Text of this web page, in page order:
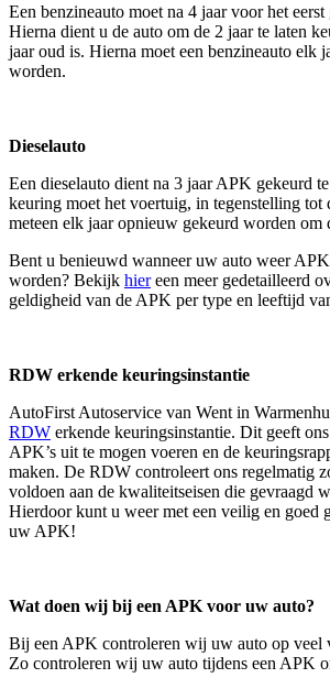
Een benzineauto moet na 4 jaar voor het
Hierna dient u de auto om de 2 jaar te laten
jaar oud is. Hierna moet een benzineauto elk
worden.
Dieselauto
Een dieselauto dient na 3 jaar APK gekeurd
keuring moet het voertuig, in tegenstelling tot
meteen elk jaar opnieuw gekeurd worden om
Bent u benieuwd wanneer uw auto weer
worden? Bekijk hiereen meer gedetailleerd
geldigheid van de APK per type en leeftijd
RDW erkende keuringsinstantie
AutoFirst Autoservice van Went in
RDW erkende keuringsinstantie. Dit geeft
APK’s uit te mogen voeren en de
maken. De RDW controleert ons regelmatig
voldoen aan de kwaliteitseisen die gevraagd
Hierdoor kunt u weer met een veilig en goed
uw APK!
Wat doen wij bij een APK voor uw auto?
Bij een APK controleren wij uw auto op veel
Zo controleren wij uw auto tijdens een APK